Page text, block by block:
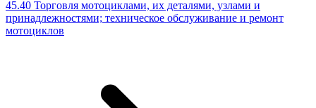
45.40 Торговля мотоциклами, их деталями, узлами и
принадлежностями; техническое обслуживание и ремонт
мотоциклов